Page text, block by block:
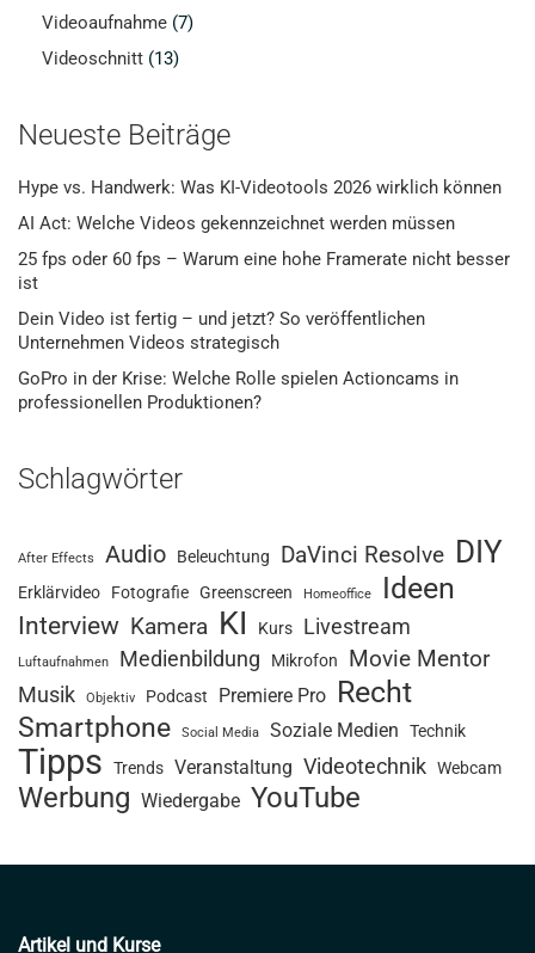
Videoaufnahme (7)
Videoschnitt (13)
Neueste Beiträge
Hype vs. Handwerk: Was KI-Videotools 2026 wirklich können
AI Act: Welche Videos gekennzeichnet werden müssen
25 fps oder 60 fps – Warum eine hohe Framerate nicht besser
ist
Dein Video ist fertig – und jetzt? So veröffentlichen
Unternehmen Videos strategisch
GoPro in der Krise: Welche Rolle spielen Actioncams in
professionellen Produktionen?
Schlagwörter
After Effects Audio Beleuchtung DaVinci Resolve DIY
Erklärvideo Fotografie Greenscreen Homeoffice Ideen
Interview Kamera KI Kurs Livestream
Luftaufnahmen Medienbildung Mikrofon Movie Mentor
Musik Objektiv Podcast Premiere Pro Recht
Smartphone Social Media Soziale Medien Technik
Tipps Trends Veranstaltung Videotechnik Webcam
Werbung Wiedergabe YouTube
Artikel und Kurse